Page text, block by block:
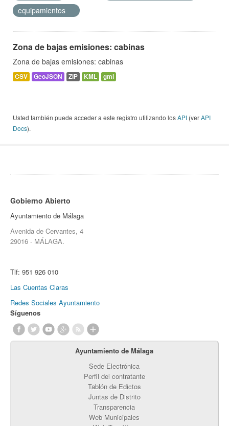
equipamientos
Zona de bajas emisiones: cabinas
Zona de bajas emisiones: cabinas
CSV GeoJSON ZIP KML gml
Usted también puede acceder a este registro utilizando losAPI (verAPI
Docs).
Gobierno Abierto
Ayuntamiento de Málaga
Avenida de Cervantes, 4
29016 - MÁLAGA.
Tlf: 951 926 010
Las Cuentas Claras
Redes Sociales Ayuntamiento
Síguenos
Ayuntamiento de Málaga
Sede Electrónica
Perfil del contratante
Tablón de Edictos
Juntas de Distrito
Transparencia
Web Municipales